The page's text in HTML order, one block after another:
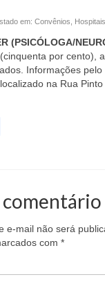
de Igualdade Racial
de empresa
em: Convênios Hospitais
(PSICÓLOGA/
por cento),
Informações
na Rua
comentário
e-mail não será
com *